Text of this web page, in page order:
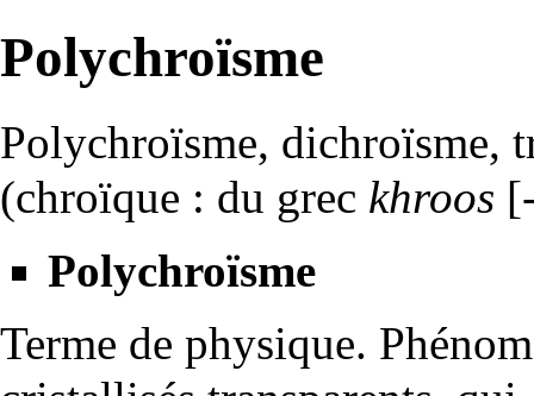
Polychroïsme
Polychroïsme, dichroïsme,
(chroïque : du grec khroos
Polychroïsme
Terme de physique.